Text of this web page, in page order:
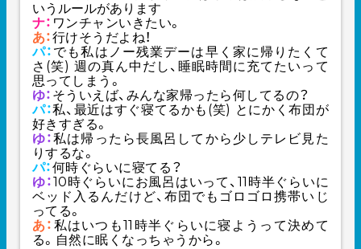
いうルールがあります
ナ： ワンチャンいきたい。
あ：行けそうだよね！
パ： でも私はノー残業デーは早く家に帰りたくて
さ(笑) 週の真ん中だし、睡眠時間に充てたいって
思ってしまう。
ゆ： そういえば、みんな家帰ったら何してるの？
パ：私、最近はすぐ寝てるかも(笑) とにかく布団が
好きすぎる。
ゆ：私は帰ったら長風呂してから少しテレビ見た
りするな。
パ：何時ぐらいに寝てる？
ゆ：10時ぐらいにお風呂はいって、11時半ぐらいに
ベッド入るんだけど、布団でもゴロゴロ携帯いじ
ってる。
あ： 私はいつも11時半ぐらいに寝ようって決めて
る。自然に眠くなっちゃうから。